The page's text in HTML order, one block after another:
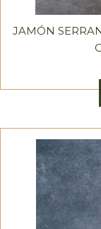
JAMÓN